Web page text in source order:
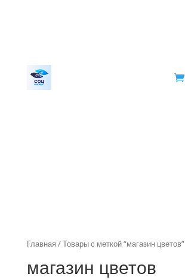
Главная / Товары с меткой “магазин цветов”
магазин цветов